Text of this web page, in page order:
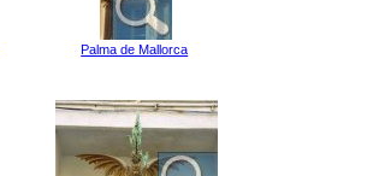
Palma de Mallorca